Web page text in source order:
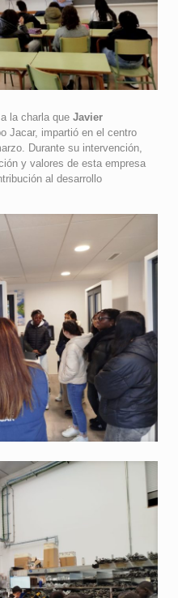
la charla que Javier
Jacar, impartió en el centro
Durante su intervención,
y valores de esta empresa
al desarrollo